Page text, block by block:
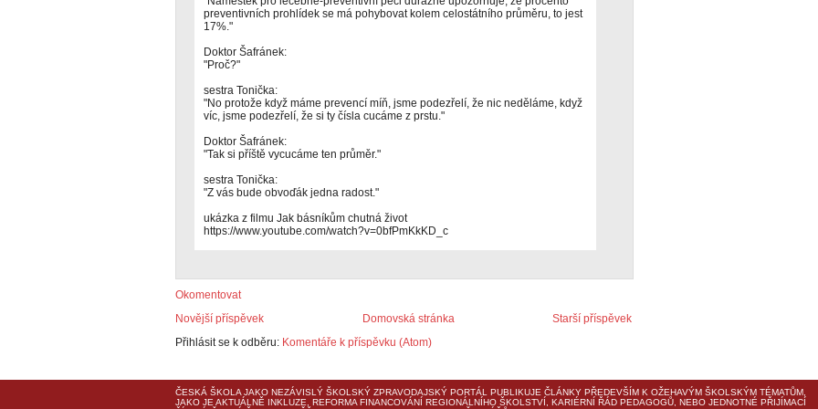
preventivních prohlídek se má pohybovat kolem celostátního průměru, to jest
17%."
Doktor Šafránek:
"Proč?"
sestra Tonička:
"No protože když máme prevencí míň, jsme podezřelí, že nic neděláme, když
víc, jsme podezřelí, že si ty čísla cucáme z prstu."
Doktor Šafránek:
"Tak si příště vycucáme ten průměr."
sestra Tonička:
"Z vás bude obvoďák jedna radost."
ukázka z filmu Jak básníkům chutná život
https://www.youtube.com/watch?v=0bfPmKkKD_c
Okomentovat
Novější příspěvek
Starší příspěvek
Domovská stránka
Přihlásit se k odběru: Komentáře k příspěvku (Atom)
ČESKÁ ŠKOLA JAKO NEZÁVISLÝ ŠKOLSKÝ ZPRAVODAJSKÝ PORTÁL PUBLIKUJE ČLÁNKY PŘEDEVŠÍM K OŽEHAVÝM ŠKOLSKÝM TÉMATŮM,
JAKO JE AKTUÁLNĚ INKLUZE, REFORMA FINANCOVÁNÍ REGIONÁLNÍHO ŠKOLSTVÍ, KARIÉRNÍ ŘÁD PEDAGOGŮ, NEBO JEDNOTNÉ PŘIJÍMACÍ